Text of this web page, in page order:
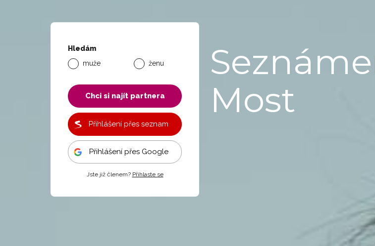
Hledám
muže
ženu
Chci si najít partnera
Přihlášení přes seznam
Přihlášení přes Google
Jste již členem? Přihlaste se
Most